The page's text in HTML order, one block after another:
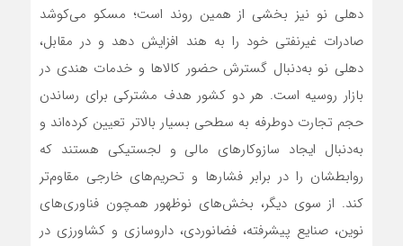
دهلی نو نیز بخشی از همین روند است؛ مسکو می‌کوشد
صادرات غیرنفتی خود را به هند افزایش دهد و در مقابل،
دهلی نو به‌دنبال گسترش حضور کالاها و خدمات هندی در
بازار روسیه است. هر دو کشور هدف مشترکی برای رساندن
حجم تجارت دوطرفه به سطحی بسیار بالاتر تعیین کرده‌اند و
به‌دنبال ایجاد سازوکارهای مالی و لجستیکی هستند که
روابطشان را در برابر فشارها و تحریم‌های خارجی مقاوم‌تر
کند. از سوی دیگر، بخش‌های نوظهور همچون فناوری‌های
نوین، صنایع پیشرفته، فضانوردی، داروسازی و کشاورزی در